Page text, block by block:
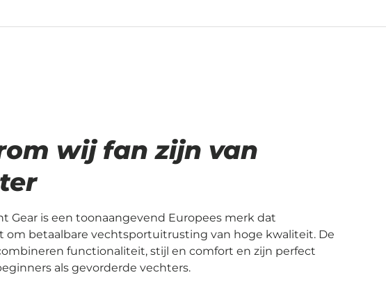
wij fan zijn van
Gear is een toonaangevend Europees merk dat
om betaalbare vechtsportuitrusting van hoge kwaliteit. De
functionaliteit, stijl en comfort en zijn perfect
als gevorderde vechters.